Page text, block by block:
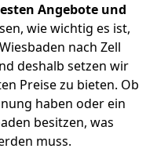
Angebote und
wie wichtig es ist,
nach Zell
deshalb setzen wir
Preise zu bieten. Ob
haben oder ein
besitzen, was
muss.